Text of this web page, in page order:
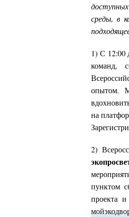
среды, в
1) С 12:00
команд,
опытом.
на
2)
пунктом
проекта